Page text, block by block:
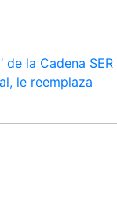
de la Cadena SER
le reemplaza